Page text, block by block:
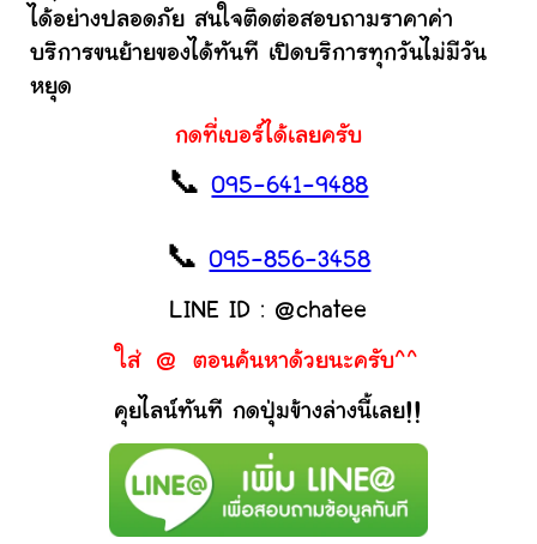
ได้อย่างปลอดภัย สนใจติดต่อสอบถามราคาค่า
บริการขนย้ายของได้ทันที เปิดบริการทุกวันไม่มีวัน
หยุด
กดที่เบอร์ได้เลยครับ
📞095-641-9488
📞095-856-3458
LINE ID : @chatee
ใส่ @ ตอนค้นหาด้วยนะครับ^^
คุยไลน์ทันที กดปุ่มข้างล่างนี้เลย!!